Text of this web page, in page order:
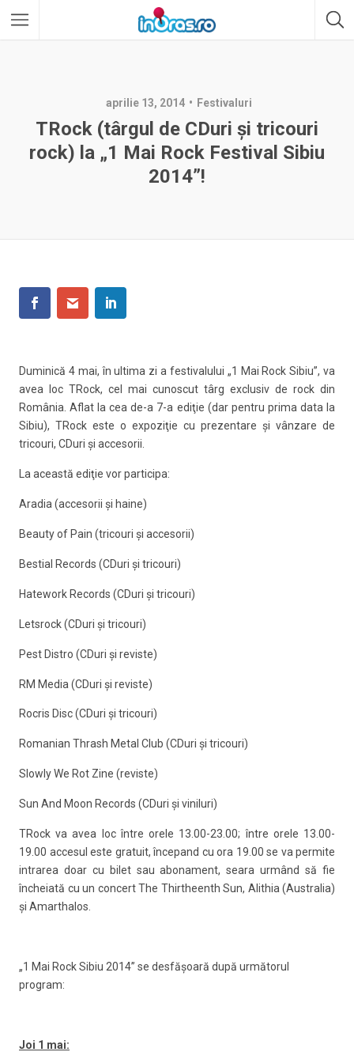
aprilie 13, 2014 Festivaluri
TRock (târgul de CDuri şi tricouri
rock) la „1 Mai Rock Festival Sibiu
2014”!
Duminică 4 mai, în ultima zi a festivalului „1 Mai Rock Sibiu”, va
avea loc TRock, cel mai cunoscut târg exclusiv de rock din
România. Aflat la cea de-a 7-a ediţie (dar pentru prima data la
Sibiu), TRock este o expoziţie cu prezentare şi vânzare de
tricouri, CDuri şi accesorii.
La această ediţie vor participa:
Aradia (accesorii şi haine)
Beauty of Pain (tricouri şi accesorii)
Bestial Records (CDuri şi tricouri)
Hatework Records (CDuri şi tricouri)
Letsrock (CDuri şi tricouri)
Pest Distro (CDuri şi reviste)
RM Media (CDuri şi reviste)
Rocris Disc (CDuri şi tricouri)
Romanian Thrash Metal Club (CDuri şi tricouri)
Slowly We Rot Zine (reviste)
Sun And Moon Records (CDuri şi viniluri)
TRock va avea loc între orele 13.00-23.00; între orele 13.00-
19.00 accesul este gratuit, începand cu ora 19.00 se va permite
intrarea doar cu bilet sau abonament, seara urmând să fie
încheiată cu un concert The Thirtheenth Sun, Alithia (Australia)
şi Amarthalos.
„1 Mai Rock Sibiu 2014” se desfăşoară după următorul
program:
Joi 1 mai: